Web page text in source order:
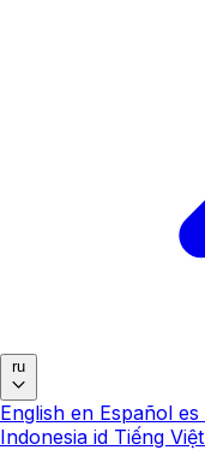
ru
English en Español es
Indonesia id Tiếng Việt